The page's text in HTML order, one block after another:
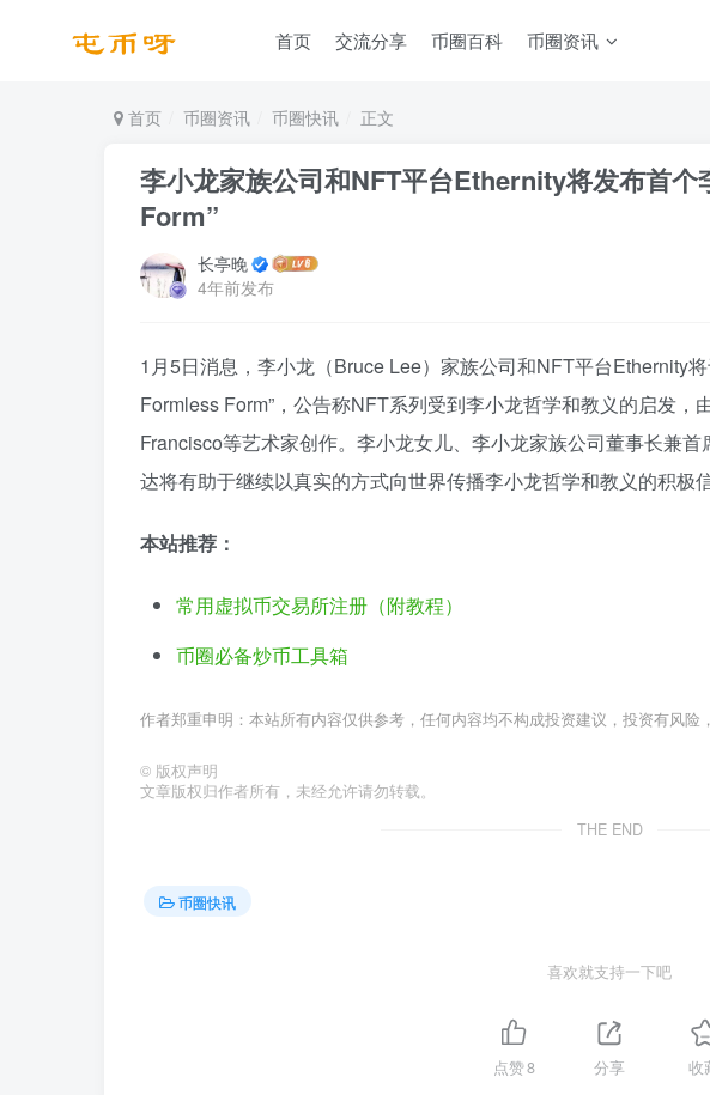
首页 交流分享 币圈百科 币圈资讯
首页 币圈资讯 币圈快讯 正文
李小龙家族公司和NFT平台Ethernity将发布首
Form”
长亭晚
4年前发布
1月5日消息，李小龙（Bruce Lee）家族公司和NFT平台Ethernity
Formless Form”，公告称NFT系列受到李小龙哲学和教义的启发
Francisco等艺术家创作。李小龙女儿、李小龙家族公司董事长兼
达将有助于继续以真实的方式向世界传播李小龙哲学和教义的积极
本站推荐：
常用虚拟币交易所注册（附教程）
币圈必备炒币工具箱
作者郑重申明：本站所有内容仅供参考，任何内容均不构成投资建议，投资有风险
© 版权声明
文章版权归作者所有，未经允许请勿转载。
THE END
币圈快讯
喜欢就支持一下吧
点赞8 分享 收